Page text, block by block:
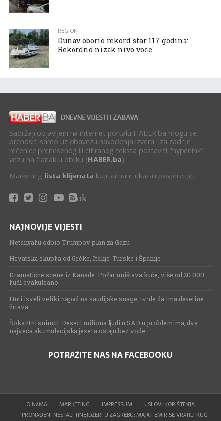
REGION
Dunav oborio rekord star 117 godina:
Rekordno nizak nivo vode
Sadržaji objavljeni na internet portalu HABER.ba mogu se
prenositi samo uz obavezu navođenja izvora. Iza zadnje
rečenice prenesenog ili citiranog teksta postaviti "hyperlink"
vezu na članak u obliku (HABER.ba).
Marketing lista klijenata koji su nam ukazali povjerenje.
ok
NAJNOVIJE VIJESTI
Netanyahu odbio Trumpov plan za Gazu
Hrvatska skuplja od Grčke, Italije, Turske i Španije
Dramatične scene iz Kanade: Požar uništava kuće, više od 20.000
ljudi evakuisano
Huti izveli veliki napad na saudijske snage, tvrde da ima desetine
žrtava
Šokantni snimci: Deseci miliona ljudi u SAD u problemima, dva
najveća akumulacijska jezera ostaju bez vode
POTRAŽITE NAS NA FACEBOOKU
O NAMA MARKETING IMPRESSUM
USLOVI KORIŠTENJA
PRONAĐENI NESTALI TINEJDŽERI U ZAGREBU: MAJA I EMIR SE VRATILI KUĆI